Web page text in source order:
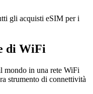
gli acquisti eSIM per i
di WiFi
mondo in una rete WiFi
strumento di connettività